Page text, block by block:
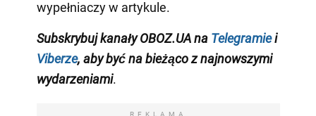
wypełniaczy w artykule.
Subskrybuj kanały OBOZ.UA na Telegramiei
Viberze, aby być na bieżąco z najnowszymi
wydarzeniami.
REKLAMA